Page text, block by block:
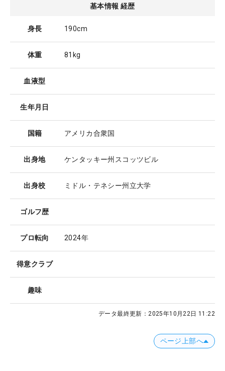
基本情報 経歴
身長 190cm
体重 81kg
血液型
生年月日
国籍 アメリカ合衆国
出身地 ケンタッキー州スコッツビル
出身校 ミドル・テネシー州立大学
ゴルフ歴
プロ転向 2024年
得意クラブ
趣味
データ最終更新：2025年10月22日 11:22
ページ上部へ